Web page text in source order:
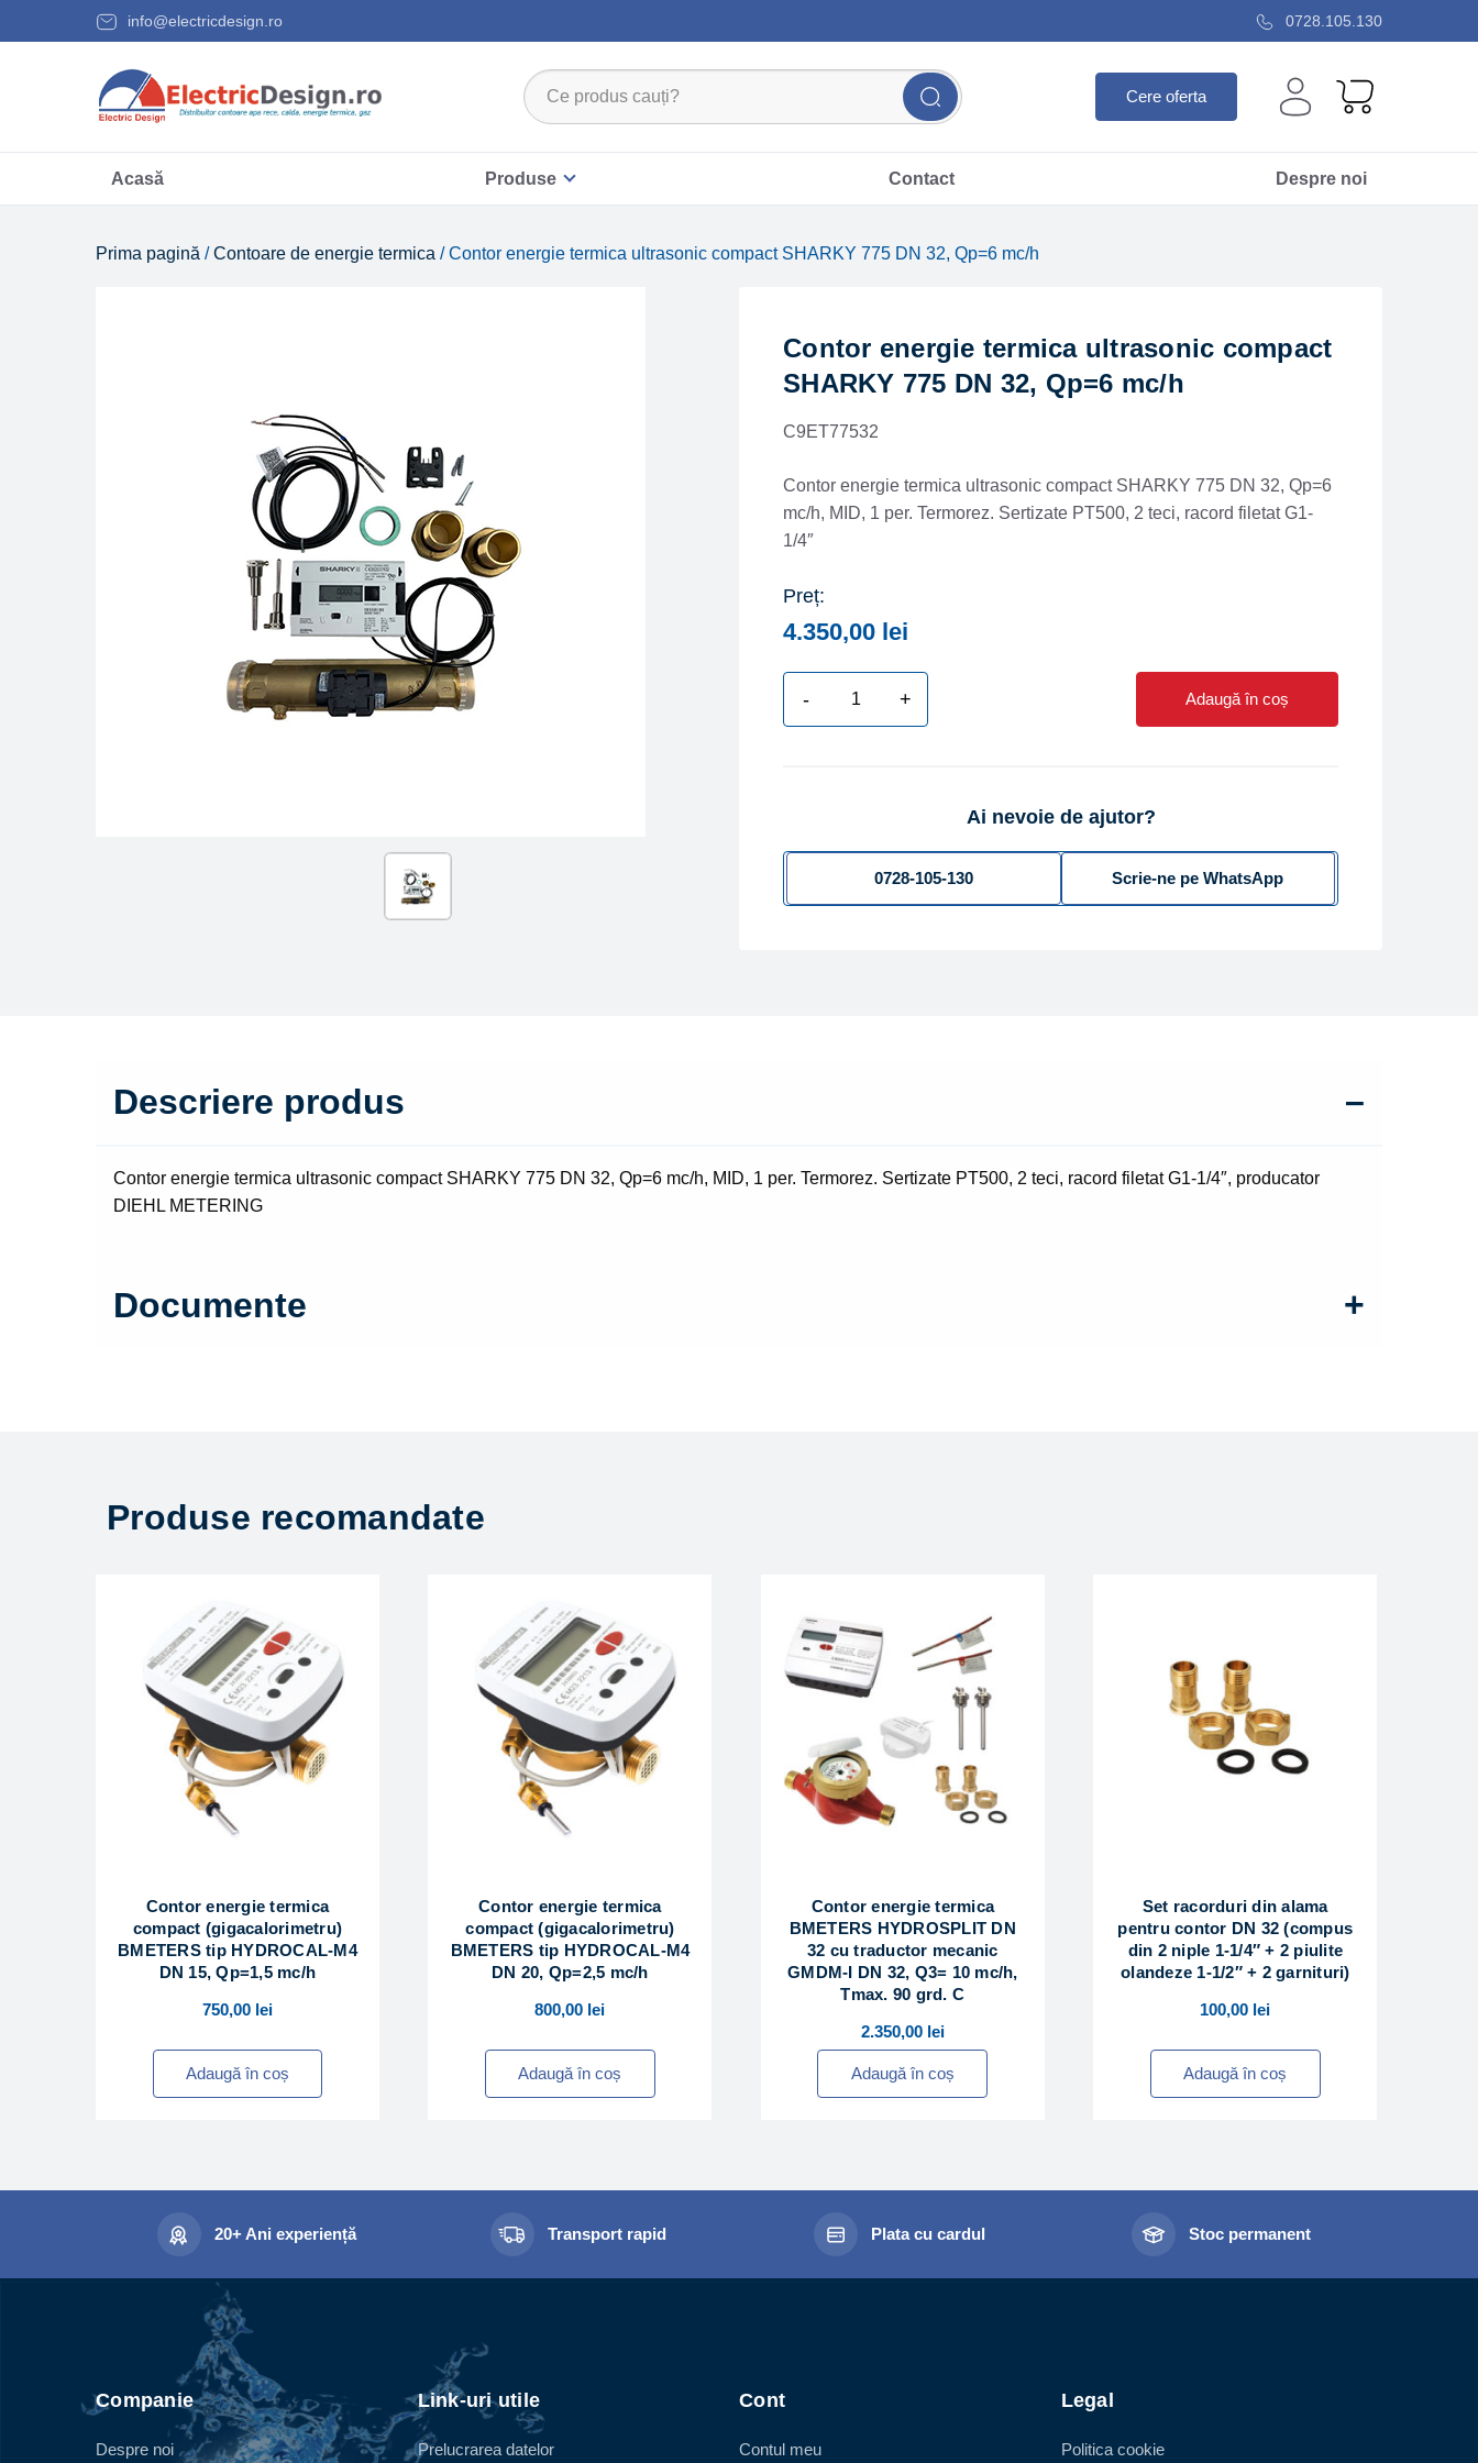
info@electricdesign.ro 0728.105.130
Cere oferta
Acasă Produse Contact Despre noi
Prima pagină /Contoare de energie termica / Contor energie termica ultrasonic compact SHARKY 775 DN 32, Qp=6 mc/h
Contor energie termica ultrasonic compact
SHARKY 775 DN 32, Qp=6 mc/h
C9ET77532
Contor energie termica ultrasonic compact SHARKY 775 DN 32, Qp=6
mc/h, MID, 1 per. Termorez. Sertizate PT500, 2 teci, racord filetat G1-
1/4″
Preț:
4.350,00 lei
-
compact
775
+ Adaugă în coș
Ai nevoie de ajutor?
0728-105-130 Scrie-ne pe WhatsApp
Descriere produs
Contor energie termica ultrasonic compact SHARKY 775 DN 32, Qp=6 mc/h, MID, 1 per. Termorez. Sertizate PT500, 2 teci, racord filetat G1-1/4″, producator
DIEHL METERING
Documente
Produse recomandate
Contor energie termica
compact (gigacalorimetru)
BMETERS tip HYDROCAL-M4
DN 15, Qp=1,5 mc/h
750,00 lei
Adaugă în coș
Contor energie termica
compact (gigacalorimetru)
BMETERS tip HYDROCAL-M4
DN 20, Qp=2,5 mc/h
800,00 lei
Adaugă în coș
Contor energie termica
BMETERS HYDROSPLIT DN
32 cu traductor mecanic
GMDM-I DN 32, Q3= 10 mc/h,
Tmax. 90 grd. C
2.350,00 lei
Adaugă în coș
Set racorduri din alama
pentru contor DN 32 (compus
din 2 niple 1-1/4″ + 2 piulite
olandeze 1-1/2″ + 2 garnituri)
100,00 lei
Adaugă în coș
20+ Ani experiență Transport rapid Plata cu cardul Stoc permanent
Companie
Despre noi
Link-uri utile
Prelucrarea datelor
Cont
Contul meu
Legal
Politica cookie